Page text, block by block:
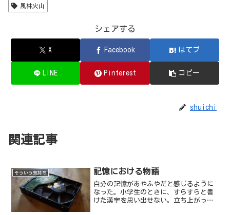
風林火山
シェアする
X Facebook はてブ
LINE Pinterest コピー
shuichi
関連記事
そういう気持ち 記憶における物語
自分の記憶があやふやだと感じるように
なった。小学生のときに、すらすらと書
けた漢字を思い出せない。立ち上がった